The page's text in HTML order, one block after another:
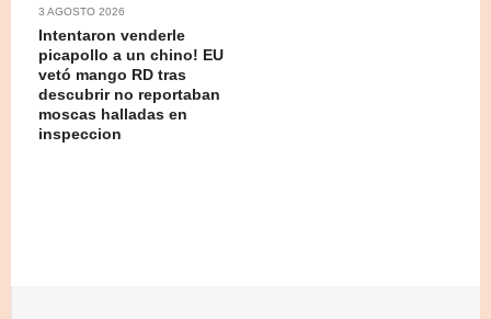
3 AGOSTO 2026
Intentaron venderle
picapollo a un chino! EU
vetó mango RD tras
descubrir no reportaban
moscas halladas en
inspeccion